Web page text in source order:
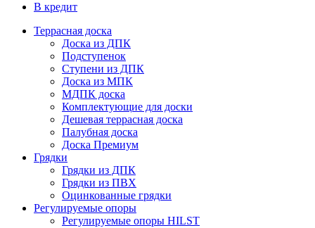
В кредит
Террасная доска
Доска из ДПК
Подступенок
Ступени из ДПК
Доска из МПК
МДПК доска
Комплектующие для доски
Дешевая террасная доска
Палубная доска
Доска Премиум
Грядки
Грядки из ДПК
Грядки из ПВХ
Оцинкованные грядки
Регулируемые опоры
Регулируемые опоры HILST